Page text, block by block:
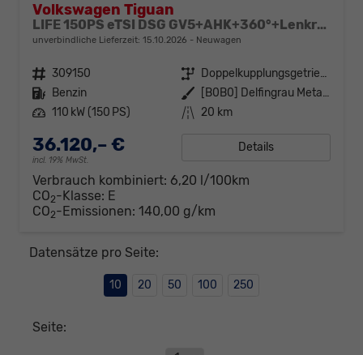
Volkswagen Tiguan
LIFE 150PS eTSI DSG GV5+AHK+360°+Lenkradheiz+IQ.Drive+ACC+App+eHeck+LED
unverbindliche Lieferzeit: 15.10.2026 Neuwagen
Fahrzeugnr. 309150 Getriebe
Doppelkupplungsgetriebe (DSG)
Kraftstoff Benzin Außenfarbe
[B0B0] Delfingrau Metallic
Leistung 110 kW (150 PS) Kilometerstand 20 km
36.120,– €
incl. 19% MwSt.
Details
Verbrauch kombiniert: 6,20 l/100km
CO2-Klasse: E
CO2-Emissionen: 140,00 g/km
Datensätze pro Seite:
10 20 50 100 250
Seite: